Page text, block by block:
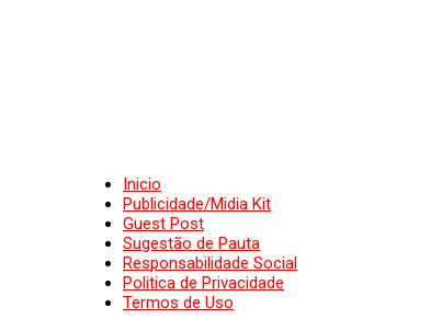
Inicio
Publicidade/Midia Kit
Guest Post
Sugestão de Pauta
Responsabilidade Social
Politica de Privacidade
Termos de Uso